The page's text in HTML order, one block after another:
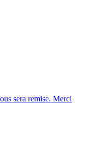
sera remise. Merci